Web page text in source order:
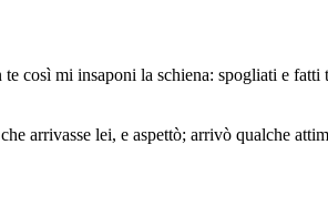
così mi insaponi la schiena: spogliati e
arrivasse lei, e aspettò; arrivò qualche